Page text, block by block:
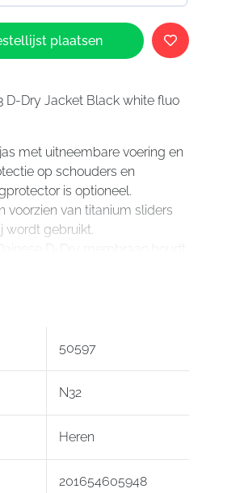
plaatsen
D-Dry Jacket Black white fluo
met uitneembare voering en
op schouders en
is optioneel.
voorzien van titanium sliders
wordt gebruikt.
D-Dry membraan houdt
Dainese broeken te ritsen door
50597
N32
Heren
201654605948